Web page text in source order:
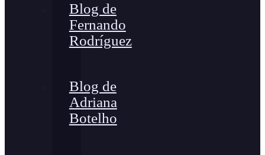
Blog de
Fernando
Rodríguez
Blog de
Adriana
Botelho